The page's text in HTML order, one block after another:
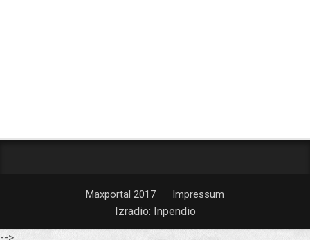
Maxportal 2017 Impressum
Izradio: Inpendio